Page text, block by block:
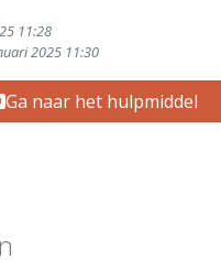
11:28
2025 11:30
Ga naar het hulpmiddel